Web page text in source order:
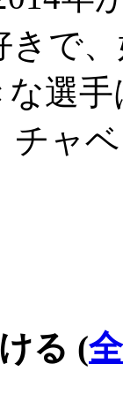
きで
選
チャ
る (